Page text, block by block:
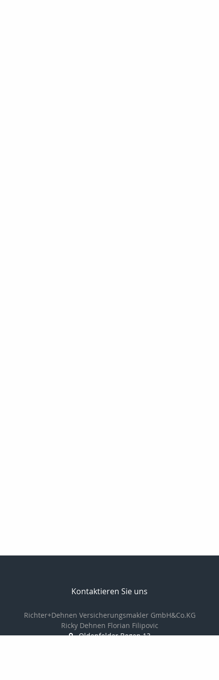
Kontaktieren Sie uns
Richter+Dehnen Versicherungsmakler GmbH&Co.KG
Ricky Dehnen Florian Filipovic
Oldenfelder Bogen 13